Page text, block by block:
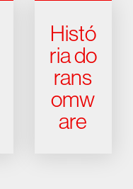
Histó
ria do
rans
omw
are